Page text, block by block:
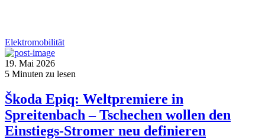
Elektromobilität
19. Mai 2026
5 Minuten zu lesen
Škoda Epiq: Weltpremiere in
Spreitenbach – Tschechen wollen den
Einstiegs-Stromer neu definieren